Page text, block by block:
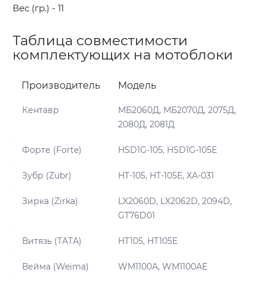
Вес (гр.) - 11
Таблица совместимости
комплектующих на мотоблоки
Производитель Модель
Кентавр
МБ2060Д, МБ2070Д, 2075Д,
2080Д, 2081Д
Форте (Forte) HSD1G-105, HSD1G-105E
Зубр (Zubr) HT-105, HT-105E, XA-031
Зирка (Zirka)
LX2060D, LX2062D, 2094D,
GT76D01
Витязь (ТАТА) HT105, HT105E
Вейма (Weima) WM1100А, WM1100АE